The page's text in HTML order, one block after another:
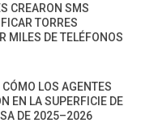
CREARON SMS
TORRES
MILES DE TELÉFONOS
LOS AGENTES
EN LA SUPERFICIE DE
DE 2025–2026